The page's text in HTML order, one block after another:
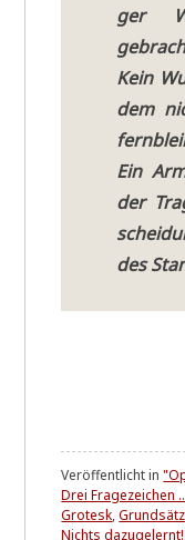
ger
Kein
dem
Ein
der
des
Veröffentlicht in
Drei Fragezeichen
Grotesk,
Nichts dazugelernt!